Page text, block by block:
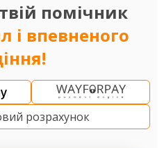
помічник
і впевненого
розрахунок